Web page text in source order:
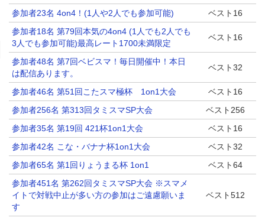
参加者23名 4on4！(1人や2人でも参加可能)
ベスト16
参加者18名 第79回本気の4on4 (1人でも2人でも
3人でも参加可能)最高レート1700未満限定
ベスト16
参加者48名 第7回ベビスマ！毎日開催中！本日
は配信あります。
ベスト32
参加者46名 第51回こたスマ極杯 1on1大会
ベスト16
参加者256名 第313回タミスマSP大会
ベスト256
参加者35名 第19回 421杯1on1大会
ベスト16
参加者42名 こな・バナナ杯1on1大会
ベスト32
参加者65名 第1回りょうまる杯 1on1
ベスト64
参加者451名 第262回タミスマSP大会 ※スマメ
イトで対戦中止が多い方の参加はご遠慮願いま
す
ベスト512